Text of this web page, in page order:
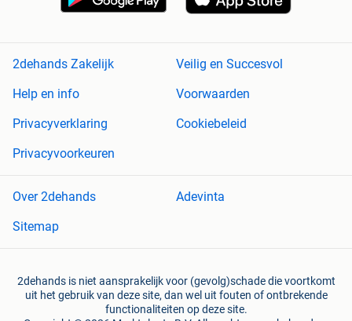
2dehands Zakelijk
Veilig en Succesvol
Help en info
Voorwaarden
Privacyverklaring
Cookiebeleid
Privacyvoorkeuren
Over 2dehands
Adevinta
Sitemap
2dehands is niet aansprakelijk voor (gevolg)schade die voortkomt
uit het gebruik van deze site, dan wel uit fouten of ontbrekende
functionaliteiten op deze site.